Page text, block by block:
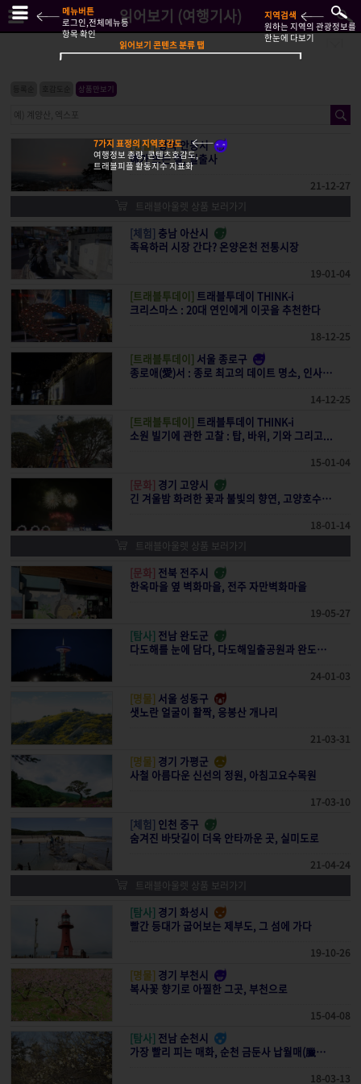
읽어보기 (여행기사)
상품만보기
[명물]경북 안동시
21-12-27
해가 뜨는 절, 일출사
트래블아울렛 상품 보러가기
[체험] 충남 아산시
19-01-04
족욕하러 시장 간다? 온양온천 전통시장
[트래블투데이] 트래블투데이 THINK-i
18-12-25
크리스마스 : 20대 연인에게 이곳을 추천한다
[트래블투데이] 서울 종로구
14-12-25
종로애(愛)서 : 종로 최고의 데이트 명소, 인사동과 삼청동
[트래블투데이] 트래블투데이 THINK-i
15-01-04
소원 빌기에 관한 고찰 : 탑, 바위, 기와 그리고...
[문화] 경기 고양시
18-01-14
긴 겨울밤 화려한 꽃과 불빛의 향연, 고양호수꽃빛축제
트래블아울렛 상품 보러가기
[문화] 전북 전주시
19-05-27
한옥마을 옆 벽화마을, 전주 자만벽화마을
[탐사] 전남 완도군
24-01-03
다도해를 눈에 담다, 다도해일출공원과 완도타워
[명물] 서울 성동구
21-03-31
샛노란 얼굴이 활짝, 응봉산 개나리
[명물] 경기 가평군
17-03-10
사철 아름다운 신선의 정원, 아침고요수목원
[체험] 인천 중구
21-04-24
숨겨진 바닷길이 더욱 안타까운 곳, 실미도로
트래블아울렛 상품 보러가기
[탐사] 경기 화성시
19-10-26
빨간 등대가 굽어보는 제부도, 그 섬에 가다
[명물] 경기 부천시
15-04-08
복사꽃 향기로 아찔한 그곳, 부천으로
[탐사] 전남 순천시
18-03-13
가장 빨리 피는 매화, 순천 금둔사 납월매(臘月梅)를 찾아서
메뉴버튼
로그인,전체메뉴등
항목 확인
지역검색
원하는 지역의 관광정보를
한눈에 다보기
읽어보기 콘텐츠 분류 탭
7가지 표정의 지역호감도
여행정보 총량, 콘텐츠호감도,
트래블피플 활동지수 지표화